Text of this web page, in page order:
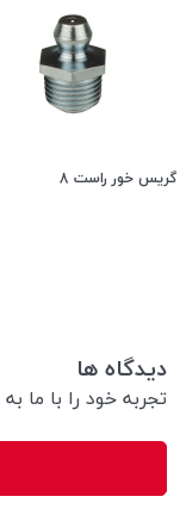
گریس خور راست 8
دیدگاه ها
تجربه خود را با ما